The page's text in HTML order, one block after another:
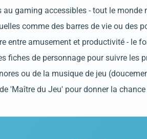
au gaming accessibles - tout le
comme des barres de vie ou des
entre amusement et productivité - le
fiches de personnage pour suivre les
ou de la musique de jeu
'Maître du Jeu' pour donner la